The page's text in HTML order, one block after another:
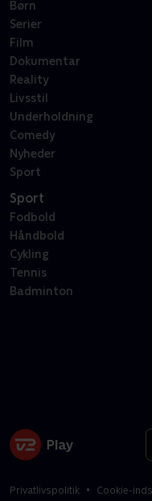
Børn
Serier
Film
Dokumentar
Reality
Livsstil
Underholdning
Comedy
Nyheder
Sport
Sport
Fodbold
Håndbold
Cykling
Tennis
Badminton
Privatlivspolitik Cookie-